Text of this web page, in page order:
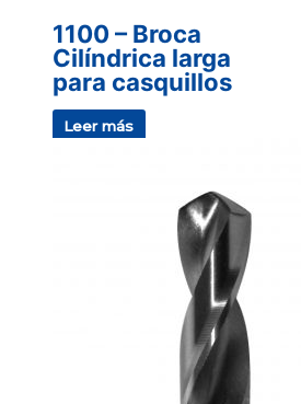
1100 – Broca
Cilíndrica larga
para casquillos
Leer más